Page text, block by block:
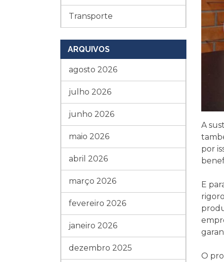
Transporte
ARQUIVOS
agosto 2026
julho 2026
junho 2026
maio 2026
abril 2026
março 2026
fevereiro 2026
janeiro 2026
dezembro 2025
A
por
E
O